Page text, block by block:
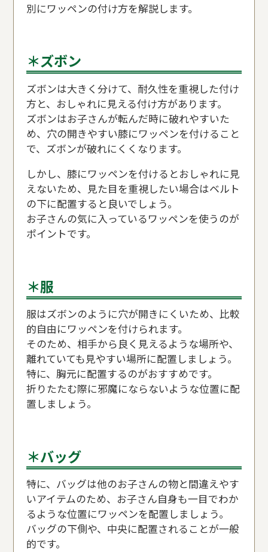
別にワッペンの付け方を解説します。
＊ズボン
ズボンは大きく分けて、耐久性を重視した付け
方と、おしゃれに見える付け方があります。
ズボンはお子さんが転んだ時に破れやすいた
め、穴の開きやすい膝にワッペンを付けること
で、ズボンが破れにくくなります。
しかし、膝にワッペンを付けるとおしゃれに見
えないため、見た目を重視したい場合はベルト
の下に配置すると良いでしょう。
お子さんの気に入っているワッペンを使うのが
ポイントです。
＊服
服はズボンのように穴が開きにくいため、比較
的自由にワッペンを付けられます。
そのため、相手から良く見えるような場所や、
離れていても見やすい場所に配置しましょう。
特に、胸元に配置するのがおすすめです。
折りたたむ際に邪魔にならないような位置に配
置しましょう。
＊バッグ
特に、バッグは他のお子さんの物と間違えやす
いアイテムのため、お子さん自身も一目でわか
るような位置にワッペンを配置しましょう。
バッグの下側や、中央に配置されることが一般
的です。